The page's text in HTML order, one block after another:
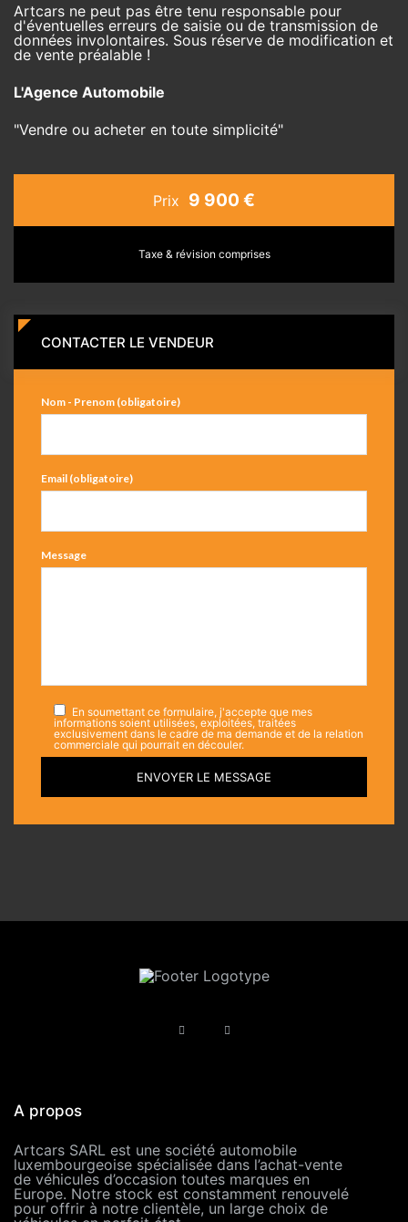
Artcars ne peut pas être tenu responsable pour
d'éventuelles erreurs de saisie ou de transmission de
données involontaires. Sous réserve de modification et
de vente préalable !
L'Agence Automobile
"Vendre ou acheter en toute simplicité"
Prix 9 900 €
Taxe & révision comprises
CONTACTER LE VENDEUR
Nom - Prenom (obligatoire)
Email (obligatoire)
Message
En soumettant ce formulaire, j'accepte que mes
informations soient utilisées, exploitées, traitées
exclusivement dans le cadre de ma demande et de la relation
commerciale qui pourrait en découler.
ENVOYER LE MESSAGE
A propos
Artcars SARL est une société automobile
luxembourgeoise spécialisée dans l’achat-vente
de véhicules d’occasion toutes marques en
Europe. Notre stock est constamment renouvelé
pour offrir à notre clientèle, un large choix de